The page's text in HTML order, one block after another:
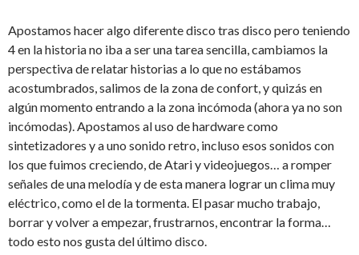
Apostamos hacer algo diferente disco tras disco pero teniendo
4 en la historia no iba a ser una tarea sencilla, cambiamos la
perspectiva de relatar historias a lo que no estábamos
acostumbrados, salimos de la zona de confort, y quizás en
algún momento entrando a la zona incómoda (ahora ya no son
incómodas). Apostamos al uso de hardware como
sintetizadores y a uno sonido retro, incluso esos sonidos con
los que fuimos creciendo, de Atari y videojuegos… a romper
señales de una melodía y de esta manera lograr un clima muy
eléctrico, como el de la tormenta. El pasar mucho trabajo,
borrar y volver a empezar, frustrarnos, encontrar la forma…
todo esto nos gusta del último disco.